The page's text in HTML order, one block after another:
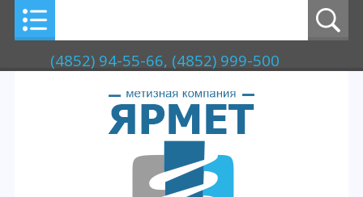
(4852) 94-55-66, (4852) 999-500